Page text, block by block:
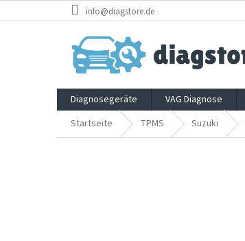
Inhalt
info@diagstore.de
Diagnosegeräte VAG Diagnose
Startseite
TPMS Suzuki